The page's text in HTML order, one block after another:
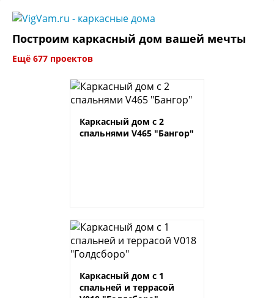
Построим каркасный дом вашей мечты
Ещё 677 проектов
Каркасный дом с 2
спальнями V465 "Бангор"
Каркасный дом с 1
спальней и террасой